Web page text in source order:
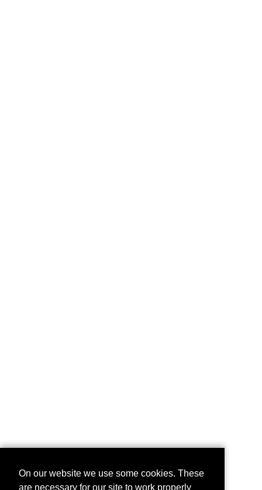
On our website we use some cookies. These
are necessary for our site to work properly